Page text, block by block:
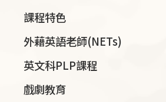
課程特色
外藉英語老師(NETs)
英文科PLP課程
戲劇教育